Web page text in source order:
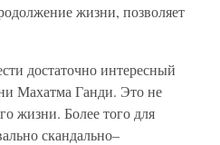
жизни, позволяет
достаточно интересный
Махатма Ганди. Это не
жизни. Более того для
скандально–